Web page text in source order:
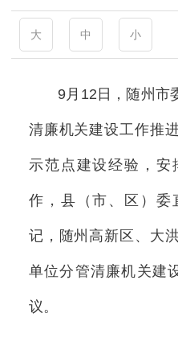
大 中 小
9月12日，随州市
清廉机关建设工作推
示范点建设经验，安
作，县（市、区）委
记，随州高新区、大
单位分管清廉机关建
议。